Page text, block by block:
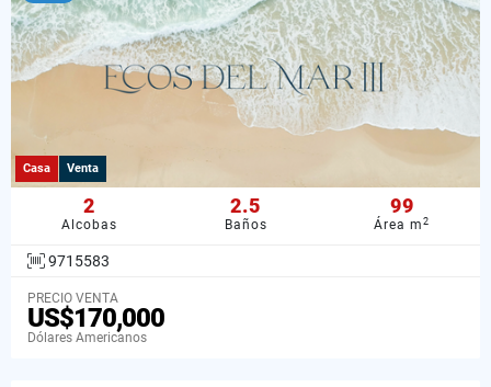
Casa Venta
2
Alcobas
2.5
Baños
99
Área m2
9715583
PRECIO VENTA
US$170,000
Dólares Americanos